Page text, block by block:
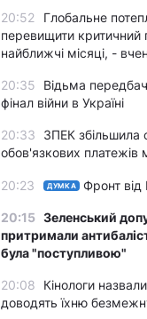
20:52
Глобальне
перевищити критичний
найближчі місяці, -
20:35
Відьма
фінал війни в Україні
20:33
ЗПЕК збільшила
обов'язкових платежів
20:23 ДУМКА Фронт від
20:15 Зеленський
притримали
була "поступливою"
20:08
Кінологи
доводять їхню